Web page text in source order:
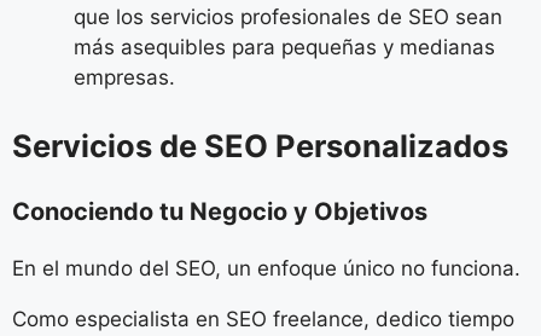
que los servicios profesionales de SEO sean
más asequibles para pequeñas y medianas
empresas.
Servicios de SEO Personalizados
Conociendo tu Negocio y Objetivos
En el mundo del SEO, un enfoque único no funciona.
Como especialista en SEO freelance, dedico tiempo